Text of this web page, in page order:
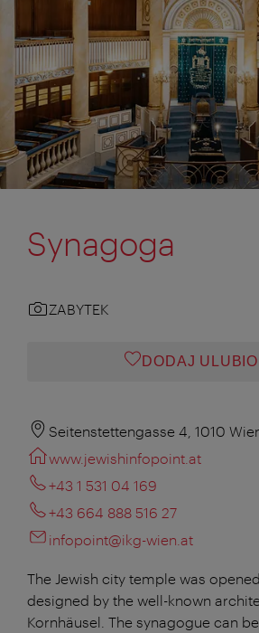
Synagoga
ZABYTEK
DODAJ
Seitenstettengasse 4, 1010
www.jewishinfopoint.at
+43 1 531 04 169
+43 664 888 516 27
infopoint@ikg-wien.at
The Jewish city temple was
designed by the well-known
Kornhäusel. The synagogue can